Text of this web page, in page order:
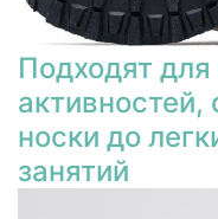
Подходят для
активностей,
носки до
занятий